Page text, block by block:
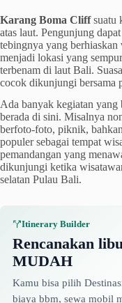
Karang Boma Cliffsuatu
atas laut. Pengunjung
tebingnya yang berhiaskan
menjadi lokasi yang
terbenam di laut Bali.
cocok dikunjungi bersama
Ada banyak kegiatan yang
berada di sini. Misalnya
berfoto-foto, piknik,
populer sebagai tempat
pemandangan yang
dikunjungi ketika
selatan Pulau Bali.
Itinerary Builder
Rencanakan
MUDAH
Kamu bisa pilih
biaya bbm, sewa mobil